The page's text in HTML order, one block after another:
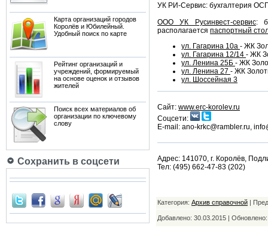
Карта организаций городов
Королёв и Юбилейный.
Удобный поиск по карте
Рейтинг организаций и
учреждений, формируемый
на основе оценок и отзывов
жителей
Поиск всех материалов об
организации по ключевому
слову
Сохранить в соцсети
УК РИ-Сервис: бухгалтерия
ООО УК Русинвест-сервис:
располагается паспортный
ул. Гагарина 10а - ЖК
ул. Гагарина 12/14 - ЖК
ул. Ленина 25Б - ЖК
ул. Ленина 27 - ЖК
ул. Шоссейная 3
Сайт: www.erc-korolev.ru
Соцсети:
Е-mail: ano-krkc@rambler.ru,
Адрес: 141070, г. Королёв,
Тел: (495) 662-47-83 (202)
Категория: Архив справочной |
Добавлено: 30.03.2015 |